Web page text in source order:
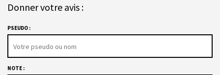
Donner votre avis :
PSEUDO :
NOTE :